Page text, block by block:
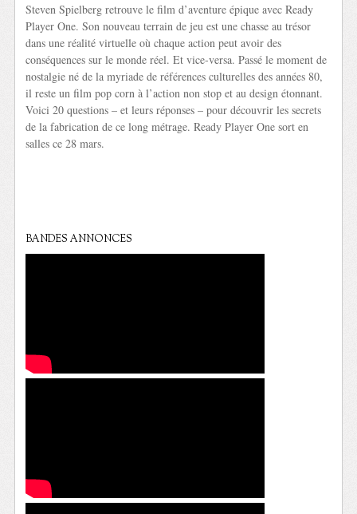
Steven Spielberg retrouve le film d’aventure épique avec Ready
Player One. Son nouveau terrain de jeu est une chasse au trésor
dans une réalité virtuelle où chaque action peut avoir des
conséquences sur le monde réel. Et vice-versa. Passé le moment de
nostalgie né de la myriade de références culturelles des années 80,
il reste un film pop corn à l’action non stop et au design étonnant.
Voici 20 questions – et leurs réponses – pour découvrir les secrets
de la fabrication de ce long métrage. Ready Player One sort en
salles ce 28 mars.
BANDES ANNONCES